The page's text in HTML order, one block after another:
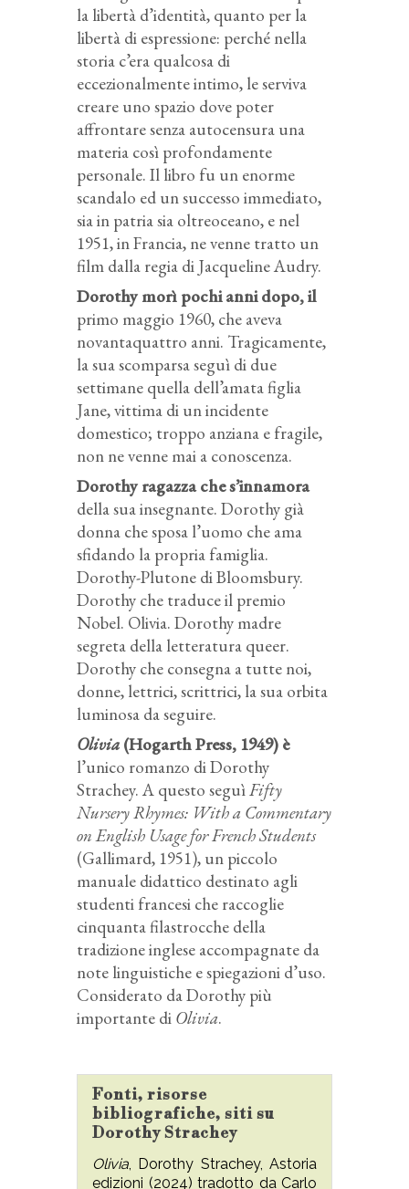
la libertà d’identità, quanto per la
libertà di espressione: perché nella
storia c’era qualcosa di
eccezionalmente intimo, le serviva
creare uno spazio dove poter
affrontare senza autocensura una
materia così profondamente
personale. Il libro fu un enorme
scandalo ed un successo immediato,
sia in patria sia oltreoceano, e nel
1951, in Francia, ne venne tratto un
film dalla regia di Jacqueline Audry.
Dorothy morì pochi anni dopo, il
primo maggio 1960, che aveva
novantaquattro anni. Tragicamente,
la sua scomparsa seguì di due
settimane quella dell’amata figlia
Jane, vittima di un incidente
domestico; troppo anziana e fragile,
non ne venne mai a conoscenza.
Dorothy ragazza che s’innamora
della sua insegnante. Dorothy già
donna che sposa l’uomo che ama
sfidando la propria famiglia.
Dorothy-Plutone di Bloomsbury.
Dorothy che traduce il premio
Nobel. Olivia. Dorothy madre
segreta della letteratura queer.
Dorothy che consegna a tutte noi,
donne, lettrici, scrittrici, la sua orbita
luminosa da seguire.
Olivia (Hogarth Press, 1949) è
l’unico romanzo di Dorothy
Strachey. A questo seguìFifty
Nursery Rhymes: With a Commentary
on English Usage for French Students
(Gallimard, 1951), un piccolo
manuale didattico destinato agli
studenti francesi che raccoglie
cinquanta filastrocche della
tradizione inglese accompagnate da
note linguistiche e spiegazioni d’uso.
Considerato da Dorothy più
importante di Olivia.
Fonti, risorse
bibliografiche, siti su
Dorothy Strachey
Olivia , Dorothy Strachey, Astoria
edizioni (2024) tradotto da Carlo